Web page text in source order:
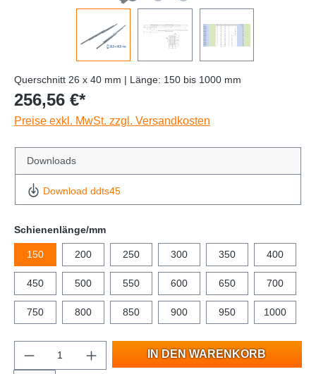
Querschnitt 26 x 40 mm | Länge: 150 bis 1000 mm
256,56 €*
Preise exkl. MwSt. zzgl. Versandkosten
Downloads
Download ddts45
Schienenlänge/mm
150 200 250 300 350 400
450 500 550 600 650 700
750 800 850 900 950 1000
IN DEN WARENKORB